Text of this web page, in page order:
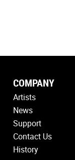
COMPANY
Artists
News
Support
Contact Us
History